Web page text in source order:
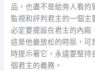
品，也盡不是給旁人看的
監視和評判君主的一個主
必定要擺設在君主的內殿
這是他最放松的時辰，可
時提示著它，永遠要堅
個君主的義務。